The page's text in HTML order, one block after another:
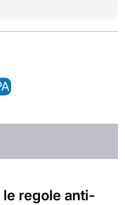
le regole anti-